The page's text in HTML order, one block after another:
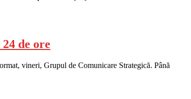
de ore
vineri, Grupul de Comunicare Strategică. Până